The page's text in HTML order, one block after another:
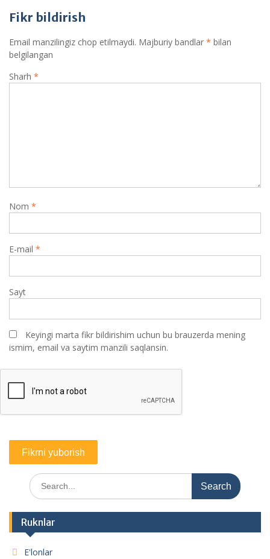
Fikr bildirish
Email manzilingiz chop etilmaydi. Majburiy bandlar * bilan
belgilangan
Sharh *
Nom *
E-mail *
Sayt
Keyingi marta fikr bildirishim uchun bu brauzerda mening
ismim, email va saytim manzili saqlansin.
Search
for:
Ruknlar
E'lonlar